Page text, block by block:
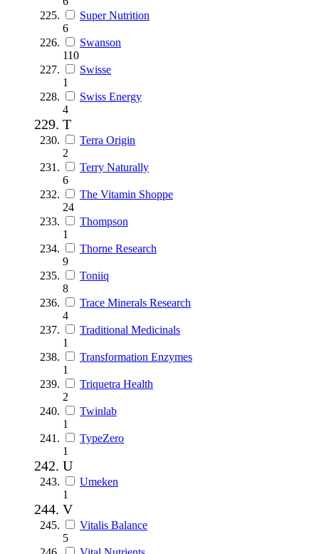
Super Nutrition
6
Swanson
110
Swisse
1
Swiss Energy
4
T
Terra Origin
2
Terry Naturally
6
The Vitamin Shoppe
24
Thompson
1
Thorne Research
9
Toniiq
8
Trace Minerals Research
4
Traditional Medicinals
1
Transformation Enzymes
1
Triquetra Health
2
Twinlab
1
TypeZero
1
U
Umeken
1
V
Vitalis Balance
5